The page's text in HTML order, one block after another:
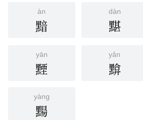
àn
黯
dàn
黮
yān
黫
yǎn
黭
yàng
䵮